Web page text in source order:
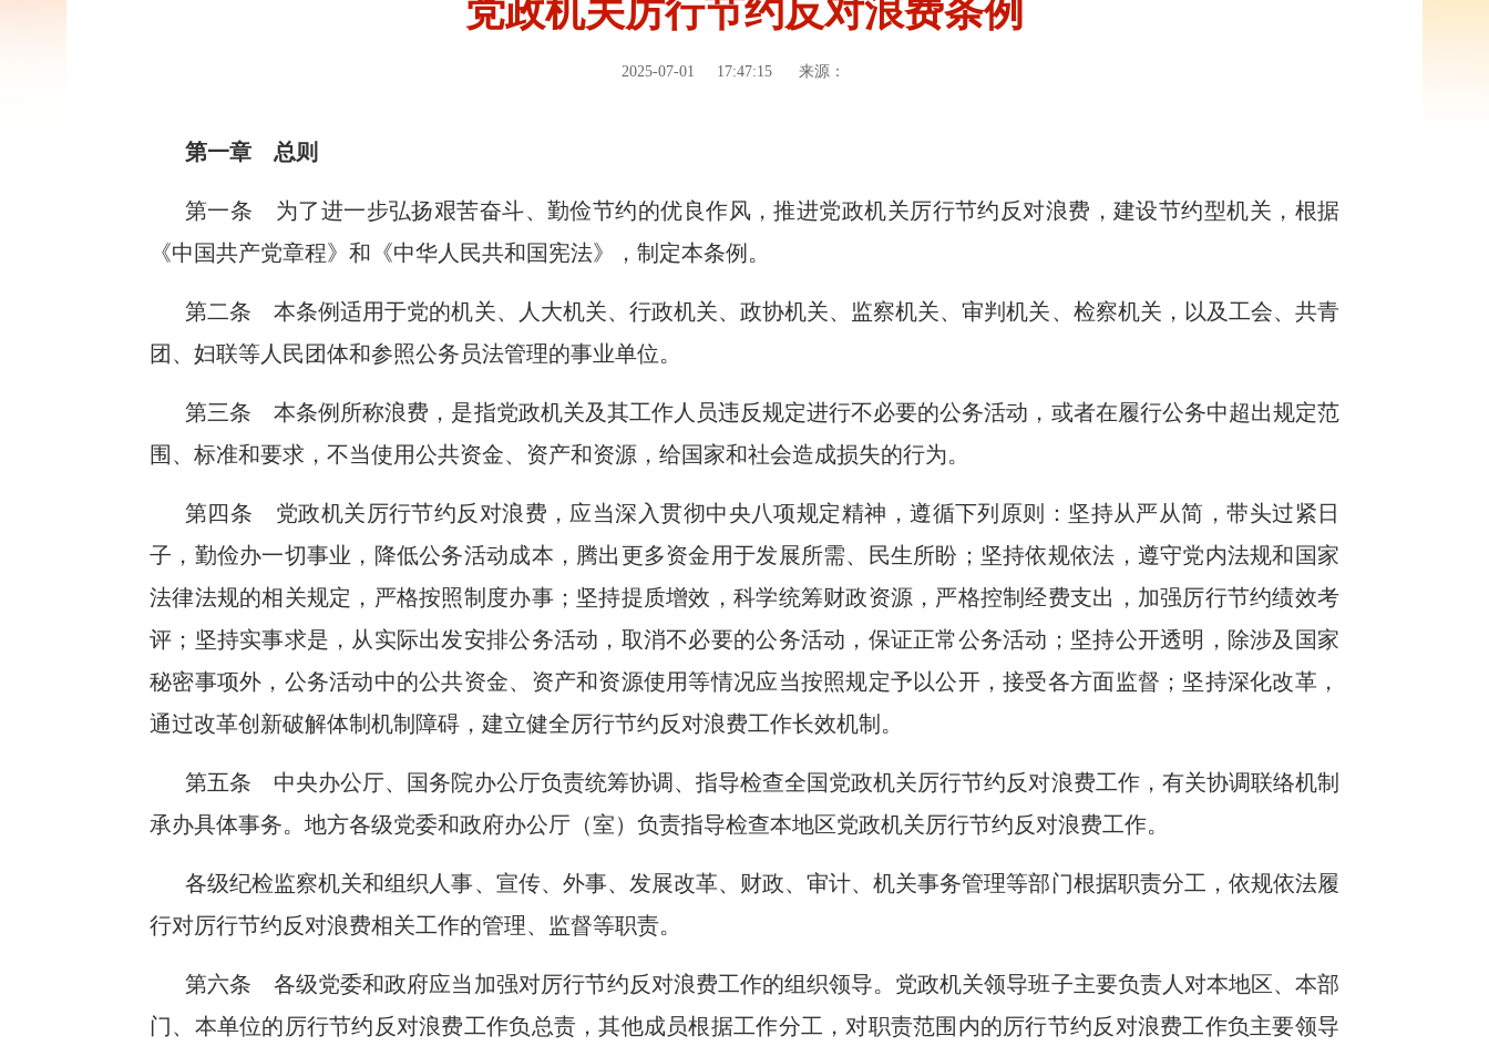
党政机关厉行节约反对浪费条例
2025-07-01 17:47:15 来源：
第一章 总则
第一条 为了进一步弘扬艰苦奋斗、勤俭节约的优良作风，推进党政机关厉行节约反对浪费，建设节约型机关，根据
《中国共产党章程》和《中华人民共和国宪法》，制定本条例。
第二条 本条例适用于党的机关、人大机关、行政机关、政协机关、监察机关、审判机关、检察机关，以及工会、共青
团、妇联等人民团体和参照公务员法管理的事业单位。
第三条 本条例所称浪费，是指党政机关及其工作人员违反规定进行不必要的公务活动，或者在履行公务中超出规定范
围、标准和要求，不当使用公共资金、资产和资源，给国家和社会造成损失的行为。
第四条 党政机关厉行节约反对浪费，应当深入贯彻中央八项规定精神，遵循下列原则：坚持从严从简，带头过紧日
子，勤俭办一切事业，降低公务活动成本，腾出更多资金用于发展所需、民生所盼；坚持依规依法，遵守党内法规和国家
法律法规的相关规定，严格按照制度办事；坚持提质增效，科学统筹财政资源，严格控制经费支出，加强厉行节约绩效考
评；坚持实事求是，从实际出发安排公务活动，取消不必要的公务活动，保证正常公务活动；坚持公开透明，除涉及国家
秘密事项外，公务活动中的公共资金、资产和资源使用等情况应当按照规定予以公开，接受各方面监督；坚持深化改革，
通过改革创新破解体制机制障碍，建立健全厉行节约反对浪费工作长效机制。
第五条 中央办公厅、国务院办公厅负责统筹协调、指导检查全国党政机关厉行节约反对浪费工作，有关协调联络机制
承办具体事务。地方各级党委和政府办公厅（室）负责指导检查本地区党政机关厉行节约反对浪费工作。
各级纪检监察机关和组织人事、宣传、外事、发展改革、财政、审计、机关事务管理等部门根据职责分工，依规依法履
行对厉行节约反对浪费相关工作的管理、监督等职责。
第六条 各级党委和政府应当加强对厉行节约反对浪费工作的组织领导。党政机关领导班子主要负责人对本地区、本部
门、本单位的厉行节约反对浪费工作负总责，其他成员根据工作分工，对职责范围内的厉行节约反对浪费工作负主要领导